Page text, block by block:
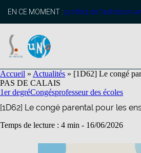
principal
EN CE MOMENT : profitez de l’adhésion
Accueil » Actualités » [1D62] Le congé
PAS DE CALAIS
1er degréCongésprofesseur des écoles
[1D62] Le congé parental pour les
Temps de lecture : 4 min - 16/06/2026